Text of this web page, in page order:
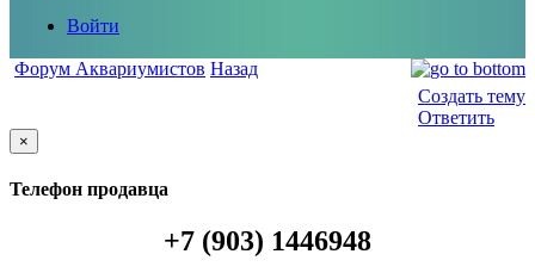
Войти
Форум Аквариумистов Назад
Создать тему
Ответить
×
Телефон продавца
+7 (903) 1446948